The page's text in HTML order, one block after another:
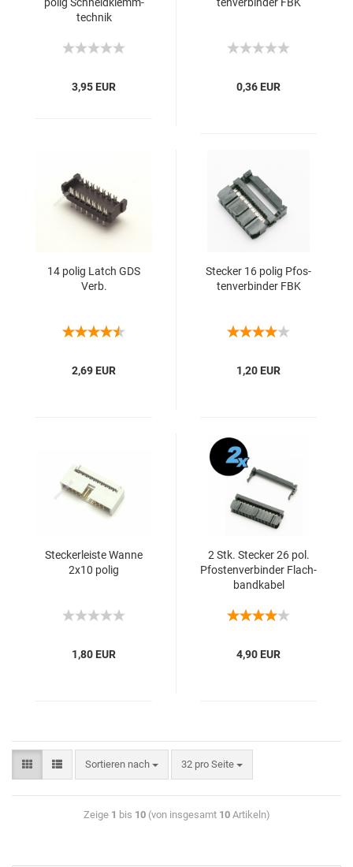
tech­nik
3,95 EUR 0,36 EUR
14 polig Latch GDS
Verb.
2,69 EUR
Ste­cker 16 polig Pfos­
ten­ver­bin­der FBK
1,20 EUR
Ste­cker­leis­te Wanne
2x10 polig
1,80 EUR
2 Stk. Ste­cker 26 pol.
Pfos­ten­ver­bin­der Flach­
band­ka­bel
4,90 EUR
Sortieren nach 32 pro Seite
Zeige 1 bis 10(von insgesamt 10Artikeln)